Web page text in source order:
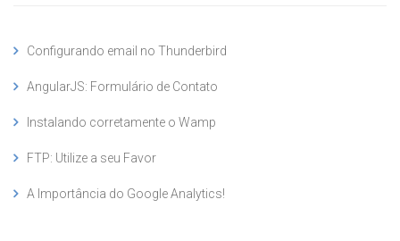
Configurando email no Thunderbird
AngularJS: Formulário de Contato
Instalando corretamente o Wamp
FTP: Utilize a seu Favor
A Importância do Google Analytics!